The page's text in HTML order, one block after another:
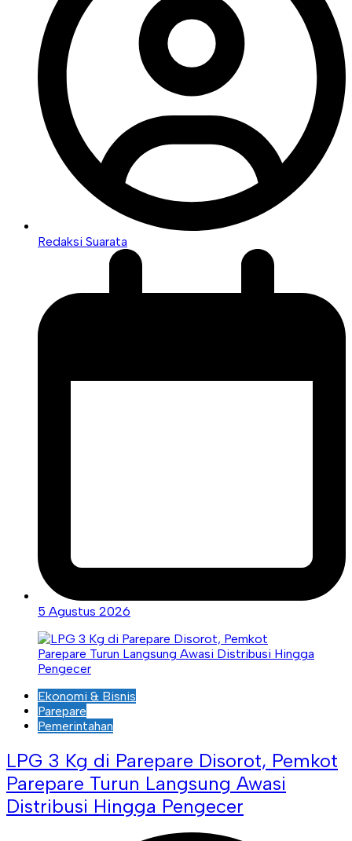
Redaksi Suarata
5 Agustus 2026
Ekonomi & Bisnis
Parepare
Pemerintahan
LPG 3 Kg di Parepare Disorot, Pemkot
Parepare Turun Langsung Awasi
Distribusi Hingga Pengecer